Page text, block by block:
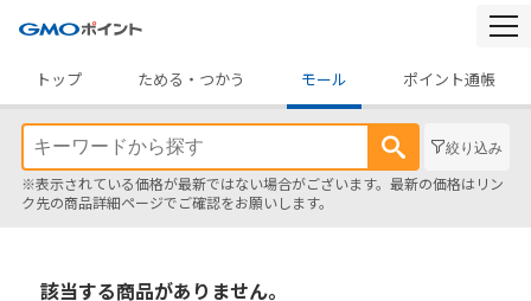
トップ
ためる・つかう モール ポイント通帳
絞り込み
※表示されている価格が最新ではない場合がございます。最新の価格はリン
ク先の商品詳細ページでご確認をお願いします。
該当する商品がありません。